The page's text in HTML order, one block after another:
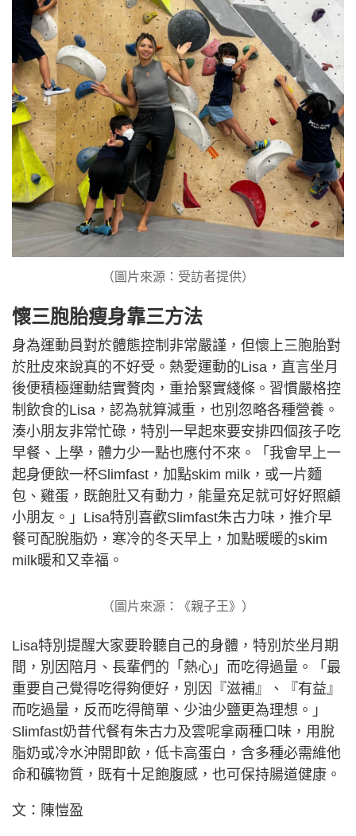
（圖片來源：受訪者提供）
懷三胞胎瘦身靠三方法
身為運動員對於體態控制非常嚴謹，但懷上三胞胎對
於肚皮來說真的不好受。熱愛運動的Lisa，直言坐月
後便積極運動結實贅肉，重拾緊實綫條。習慣嚴格控
制飲食的Lisa，認為就算減重，也別忽略各種營養。
湊小朋友非常忙碌，特別一早起來要安排四個孩子吃
早餐、上學，體力少一點也應付不來。「我會早上一
起身便飲一杯Slimfast，加點skim milk，或一片麵
包、雞蛋，既飽肚又有動力，能量充足就可好好照顧
小朋友。」Lisa特別喜歡Slimfast朱古力味，推介早
餐可配脫脂奶，寒冷的冬天早上，加點暖暖的skim
milk暖和又幸福。